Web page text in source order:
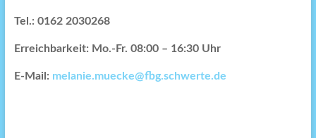
Tel.: 0162 2030268
Erreichbarkeit: Mo.-Fr. 08:00 – 16:30 Uhr
E-Mail: melanie.muecke@fbg.schwerte.de